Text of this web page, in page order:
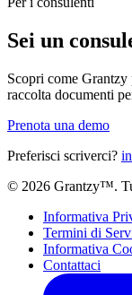
Sei un
Scopri come Grantzy
raccolta documenti
Prenota una demo
Preferisci scriverci?
© 2026 Grantzy™.
Informativa
Termini di
Informativa
Contattaci